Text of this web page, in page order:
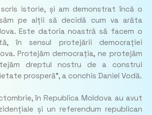
istorie, și am demonstrat încă o
pe alții să decidă cum va arăta
Este datoria noastră să facem o
în sensul protejării democrației
Protejăm democrația, ne protejăm
dreptul nostru de a construi
prosperă”, a conchis Daniel Vodă.
în Republica Moldova au avut
și un referendum republican